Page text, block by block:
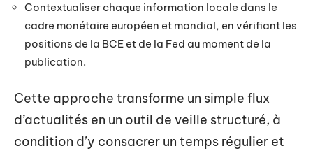
Contextualiser chaque information locale dans le
cadre monétaire européen et mondial, en vérifiant les
positions de la BCE et de la Fed au moment de la
publication.
Cette approche transforme un simple flux
d’actualités en un outil de veille structuré, à
condition d’y consacrer un temps régulier et